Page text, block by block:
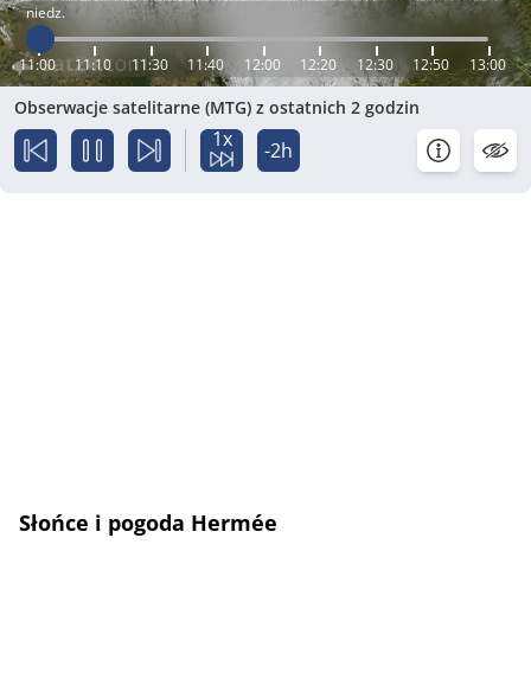
niedz.
11:00 11:10 11:30 11:40 12:00 12:20 12:30 12:50 13:00
Obserwacje satelitarne (MTG) z ostatnich 2 godzin
1x -2h
Słońce i pogoda Hermée